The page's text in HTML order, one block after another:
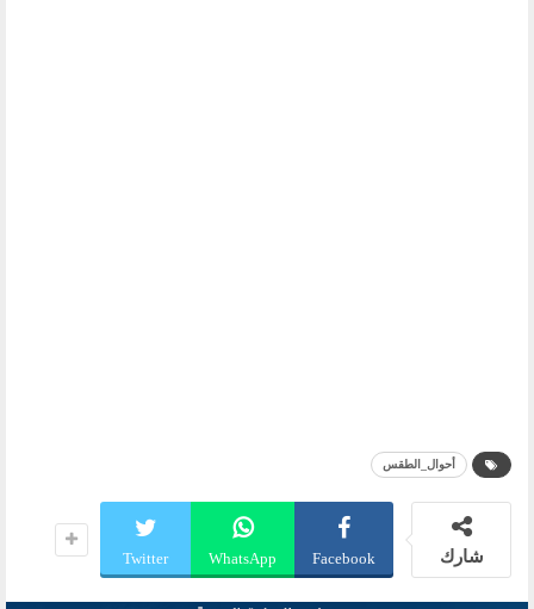
أحوال_الطقس
شارك Facebook
WhatsApp
Twitter